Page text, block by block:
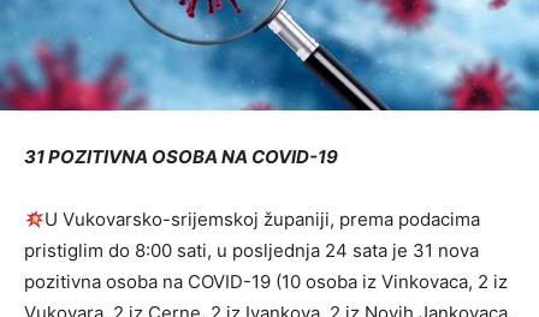
31 POZITIVNA OSOBA NA COVID-19
U Vukovarsko-srijemskoj županiji, prema podacima
pristiglim do 8:00 sati, u posljednja 24 sata je 31 nova
pozitivna osoba na COVID-19 (10 osoba iz Vinkovaca, 2 iz